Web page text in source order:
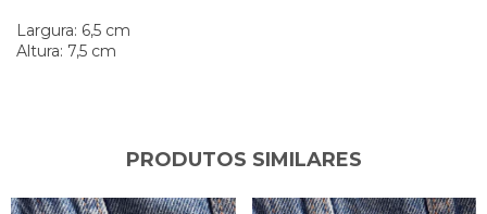
Largura: 6,5 cm
Altura: 7,5 cm
PRODUTOS SIMILARES